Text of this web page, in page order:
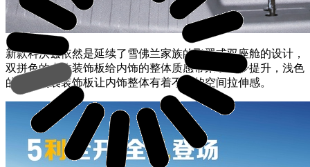
新款科沃兹依然是延续了雪佛兰家族的飞翼式双座舱的设计，
双拼色的内饰装饰板给内饰的整体质感带来了不少提升，浅色
的塑料包裹装饰板让内饰整体有着不错的空间拉伸感。